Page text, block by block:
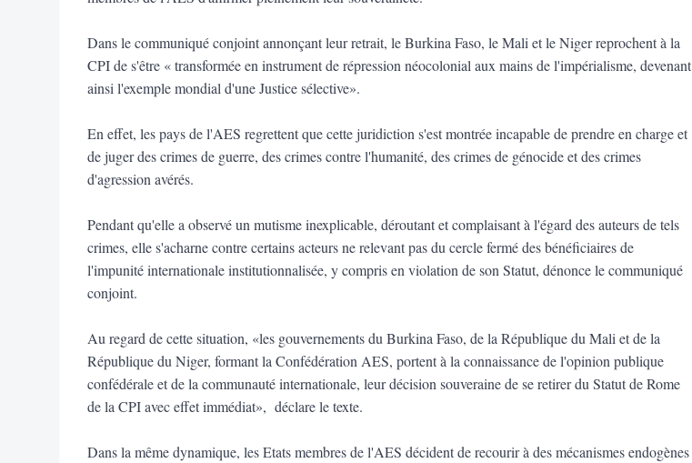
Dans le communiqué conjoint annonçant leur retrait, le Burkina Faso, le Mali et le Niger reprochent à la
CPI de s'être « transformée en instrument de répression néocolonial aux mains de l'impérialisme, devenant
ainsi l'exemple mondial d'une Justice sélective».
En effet, les pays de l'AES regrettent que cette juridiction s'est montrée incapable de prendre en charge et
de juger des crimes de guerre, des crimes contre l'humanité, des crimes de génocide et des crimes
d'agression avérés.
Pendant qu'elle a observé un mutisme inexplicable, déroutant et complaisant à l'égard des auteurs de tels
crimes, elle s'acharne contre certains acteurs ne relevant pas du cercle fermé des bénéficiaires de
l'impunité internationale institutionnalisée, y compris en violation de son Statut, dénonce le communiqué
conjoint.
Au regard de cette situation, «les gouvernements du Burkina Faso, de la République du Mali et de la
République du Niger, formant la Confédération AES, portent à la connaissance de l'opinion publique
confédérale et de la communauté internationale, leur décision souveraine de se retirer du Statut de Rome
de la CPI avec effet immédiat», déclare le texte.
Dans la même dynamique, les Etats membres de l'AES décident de recourir à des mécanismes endogènes